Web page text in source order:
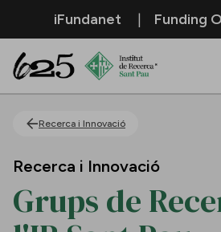
Salta al contingut principal
iFundanet Funding
Recerca i Innovació
Recerca i Innovació
Grups de